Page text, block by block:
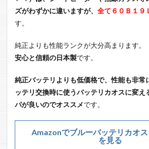
ズがわずかに違いますが、 全て６０Ｂ１９
す。
純正よりも性能ランクが大分高まります。
安心と信頼の日本製です。
純正バッテリよりも低価格で、性能も非常
ッテリ交換時に使うバッテリカオスに変え
パが良いのでオススメです。
Amazonでブルーバッテリカオ
を見る